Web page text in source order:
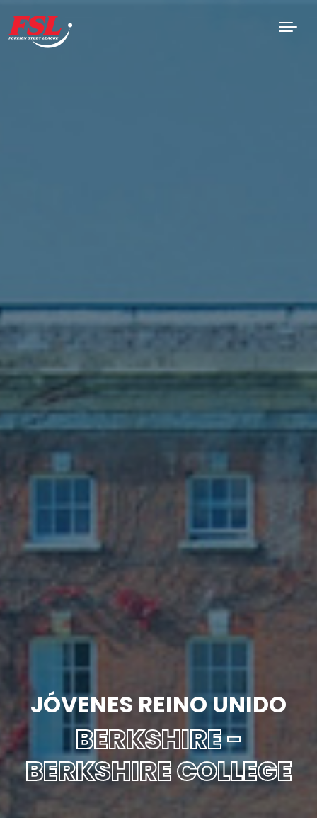
Saltar al contenido principal
JÓVENES REINO UNIDO
BERKSHIRE -
BERKSHIRE COLLEGE